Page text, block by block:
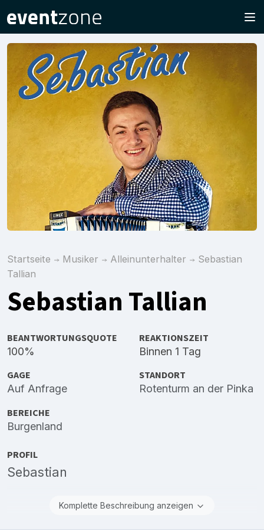
Startseite Musiker Alleinunterhalter
Sebastian
Tallian
Sebastian Tallian
BEANTWORTUNGSQUOTE
100%
REAKTIONSZEIT
Binnen 1 Tag
GAGE
Auf Anfrage
STANDORT
Rotenturm an der Pinka
BEREICHE
Burgenland
PROFIL
Sebastian
Komplette Beschreibung anzeigen